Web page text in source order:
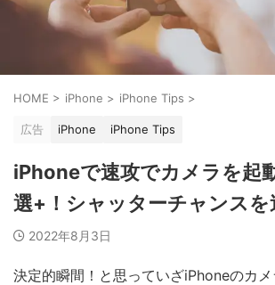
HOME > iPhone > iPhone Tips >
広告 iPhone iPhone Tips
iPhoneで速攻でカメラを起
選+！シャッターチャンスを
2022年8月3日
決定的瞬間！と思っていざiPhoneのカ